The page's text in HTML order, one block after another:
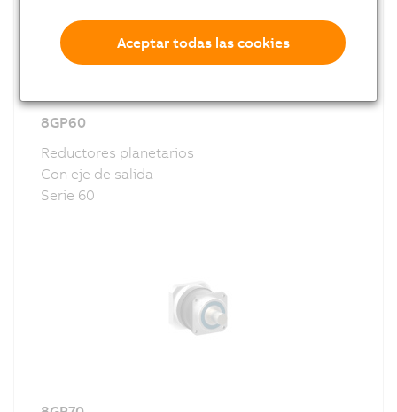
8GP60
Reductores planetarios
Con eje de salida
Serie 60
Aceptar todas las cookies